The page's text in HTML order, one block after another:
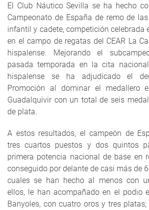
El Club Náutico Sevilla se ha hecho
Campeonato de España de remo de
infantil y cadete, competición celebrada
en el campo de regatas del CEAR La
hispalense. Mejorando el
pasada temporada en la cita
hispalense se ha adjudicado el
Promoción al dominar el medallero
Guadalquivir con un total de seis
de plata.
A estos resultados, el campeón de
tres cuartos puestos y dos quintos
primera potencia nacional de base en
conseguido por delante de casi más de
cuales se han hecho al menos con
ellos, le han acompañado en el podio
Banyoles, con cuatro oros y tres